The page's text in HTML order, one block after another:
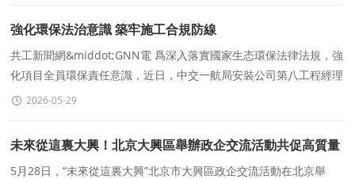
強化環保法治意識 築牢施工合規防線
共工新聞網&middot;GNN電 爲深入落實國家生态環保法律法規，強
化項目全員環保責任意識，近日，中交一航局安裝公司第八工程經理
部組織開展國家環保法律法規專項培訓，項目管理人員、
2026-05-29
未來從這裏大興！北京大興區舉辦政企交流活動共促高質量
發展
5月28日，“未來從這裏大興”北京市大興區政企交流活動在北京舉